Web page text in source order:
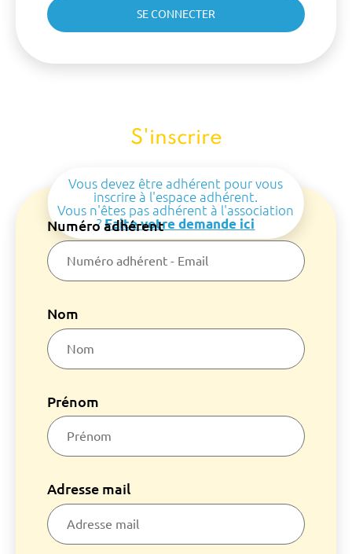
S'inscrire
Vous devez être adhérent pour vous
inscrire à l'espace adhérent.
Vous n'êtes pas adhérent à l'association
?Faite votre demande ici
Numéro adhérent
Nom
Prénom
Adresse mail